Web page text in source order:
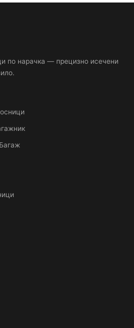
по нарачка — прецизно исечени